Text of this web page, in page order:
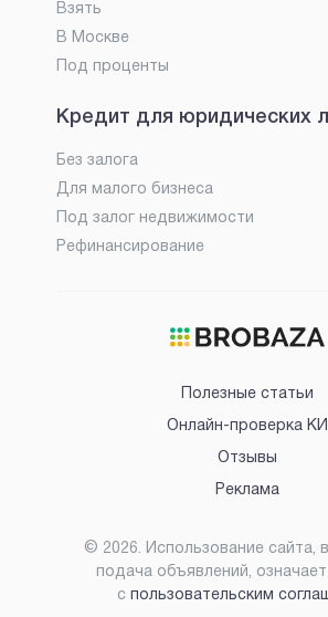
Взять
В Москве
Под проценты
Кредит для юридических
Без залога
Для малого бизнеса
Под залог недвижимости
Рефинансирование
Полезные статьи
Онлайн-проверка КИ
Отзывы
Реклама
© 2026. Использование сайта,
подача объявлений, означает
с пользовательским